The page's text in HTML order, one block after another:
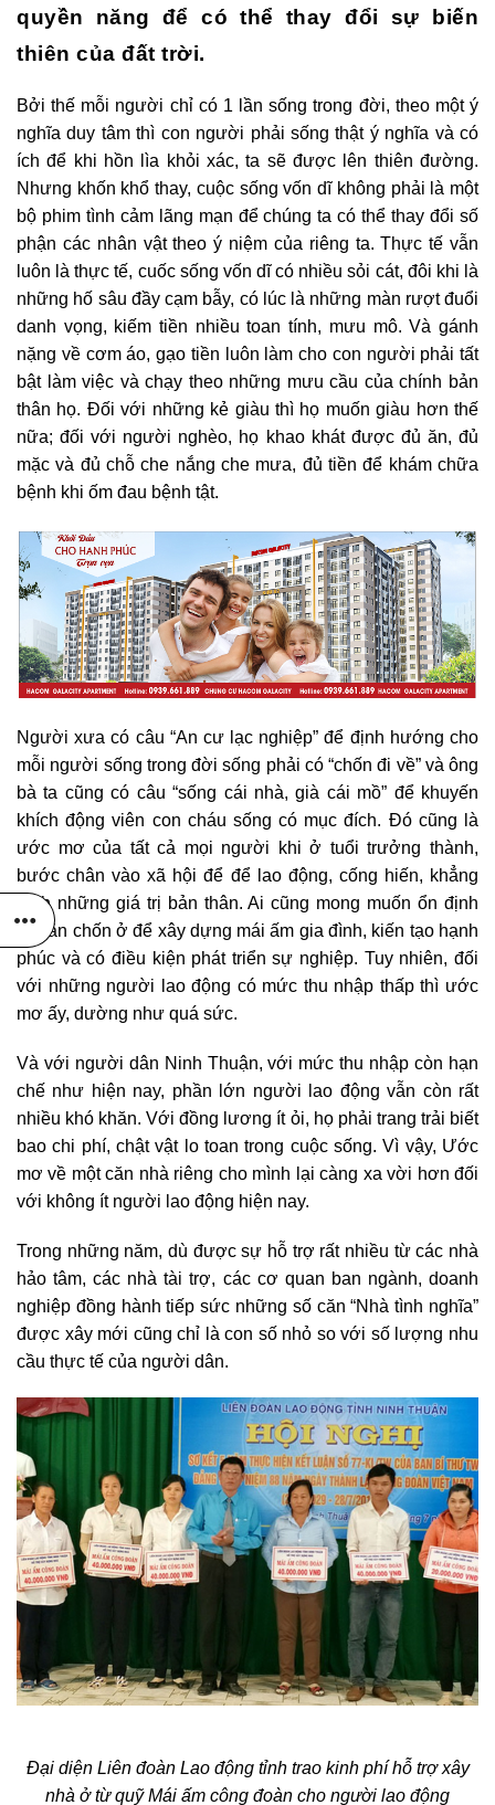
quyền năng để có thể thay đổi sự biến
thiên của đất trời.
Bởi thế mỗi người chỉ có 1 lần sống trong đời, theo một ý
nghĩa duy tâm thì con người phải sống thật ý nghĩa và có
ích để khi hồn lìa khỏi xác, ta sẽ được lên thiên đường.
Nhưng khốn khổ thay, cuộc sống vốn dĩ không phải là một
bộ phim tình cảm lãng mạn để chúng ta có thể thay đổi số
phận các nhân vật theo ý niệm của riêng ta. Thực tế vẫn
luôn là thực tế, cuốc sống vốn dĩ có nhiều sỏi cát, đôi khi là
những hố sâu đầy cạm bẫy, có lúc là những màn rượt đuổi
danh vọng, kiếm tiền nhiều toan tính, mưu mô. Và gánh
nặng về cơm áo, gạo tiền luôn làm cho con người phải tất
bật làm việc và chạy theo những mưu cầu của chính bản
thân họ. Đối với những kẻ giàu thì họ muốn giàu hơn thế
nữa; đối với người nghèo, họ khao khát được đủ ăn, đủ
mặc và đủ chỗ che nắng che mưa, đủ tiền để khám chữa
bệnh khi ốm đau bệnh tật.
Người xưa có câu “An cư lạc nghiệp” để định hướng cho
mỗi người sống trong đời sống phải có “chốn đi về” và ông
bà ta cũng có câu “sống cái nhà, già cái mồ” để khuyến
khích động viên con cháu sống có mục đích. Đó cũng là
ước mơ của tất cả mọi người khi ở tuổi trưởng thành,
bước chân vào xã hội để để lao động, cống hiến, khẳng
định những giá trị bản thân. Ai cũng mong muốn ổn định
nơi ăn chốn ở để xây dựng mái ấm gia đình, kiến tạo hạnh
phúc và có điều kiện phát triển sự nghiệp. Tuy nhiên, đối
với những người lao động có mức thu nhập thấp thì ước
mơ ấy, dường như quá sức.
Và với người dân Ninh Thuận, với mức thu nhập còn hạn
chế như hiện nay, phần lớn người lao động vẫn còn rất
nhiều khó khăn. Với đồng lương ít ỏi, họ phải trang trải biết
bao chi phí, chật vật lo toan trong cuộc sống. Vì vậy, Ước
mơ về một căn nhà riêng cho mình lại càng xa vời hơn đối
với không ít người lao động hiện nay.
Trong những năm, dù được sự hỗ trợ rất nhiều từ các nhà
hảo tâm, các nhà tài trợ, các cơ quan ban ngành, doanh
nghiệp đồng hành tiếp sức những số căn “Nhà tình nghĩa”
được xây mới cũng chỉ là con số nhỏ so với số lượng nhu
cầu thực tế của người dân.
Đại diện Liên đoàn Lao động tỉnh trao kinh phí hỗ trợ xây
nhà ở từ quỹ Mái ấm công đoàn cho người lao động